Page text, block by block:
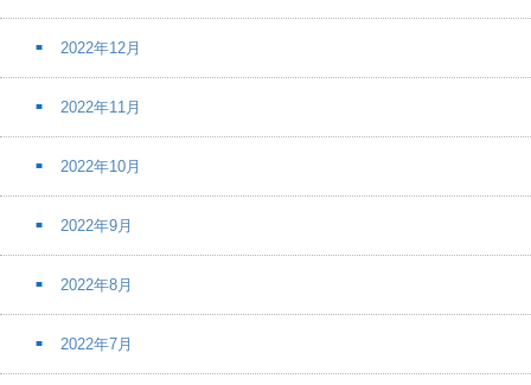
2022年12月
2022年11月
2022年10月
2022年9月
2022年8月
2022年7月